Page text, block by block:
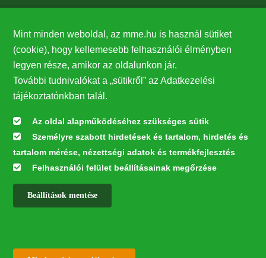
27224
Hírlevél feliratkozás
Értesüljön elsőként legfrissebb híreinkről, eseményeinkről!
Feliratkozás
Mint minden weboldal, az mme.hu is használ sütiket
(cookie), hogy kellemesebb felhasználói élményben
legyen része, amikor az oldalunkon jár.
További tudnivalókat a „sütikről” az Adatkezelési
tájékoztatónkban talál.
Az oldal alapműködéséhez szükséges sütik
Személyre szabott hirdetések és tartalom, hirdetés és
tartalom mérése, nézettségi adatok és termékfejlesztés
Felhasználói felület beállításainak megőrzése
Beállítások mentése